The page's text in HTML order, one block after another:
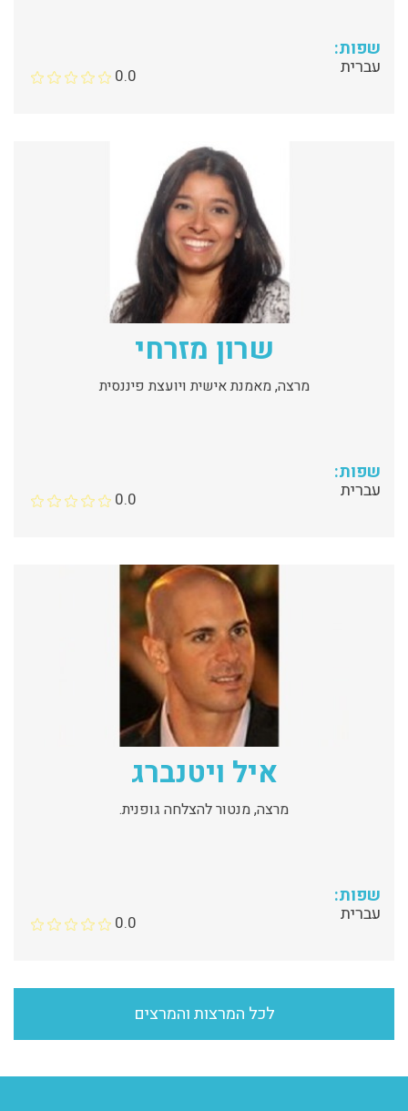
שפות:
עברית 0.0
שרון מזרחי
מרצה, מאמנת אישית ויועצת פיננסית
שפות:
עברית 0.0
איל ויטנברג
מרצה, מנטור להצלחה גופנית.
שפות:
עברית 0.0
לכל המרצות והמרצים